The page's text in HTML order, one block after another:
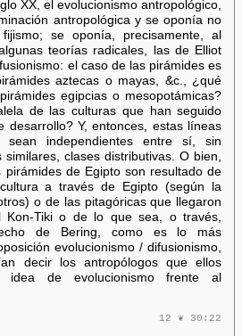
XX, el evolucionismo antropológico,
antropológica y se oponía no
se oponía, precisamente, al
teorías radicales, las de Elliot
el caso de las pirámides es
aztecas o mayas, &c., ¿qué
egipcias o mesopotámicas?
de las culturas que han seguido
desarrollo? Y, entonces, estas líneas
sean independientes entre sí, sin
clases distributivas. O bien,
de Egipto son resultado de
a través de Egipto (según la
o de las pitagóricas que llegaron
Kon-Tiki o de lo que sea, o través,
de Bering, como es lo más
evolucionismo / difusionismo,
decir los antropólogos que ellos
idea de evolucionismo frente al
12 ❦ 30:22